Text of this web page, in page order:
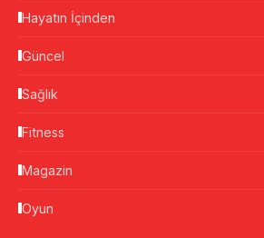
Hayatın İçinden
Güncel
Sağlık
Fitness
Magazin
Oyun